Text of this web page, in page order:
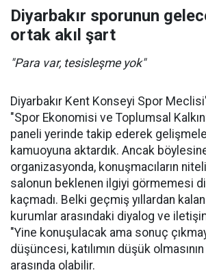
Diyarbakır sporunun
ortak akıl şart
"Para var, tesisleşme yok"
Diyarbakır Kent Konseyi Spor
"Spor Ekonomisi ve Toplumsal
paneli yerinde takip ederek
kamuoyuna aktardık. Ancak
organizasyonda, konuşmacıların
salonun beklenen ilgiyi görmemesi
kaçmadı. Belki geçmiş yıllardan kalan
kurumlar arasındaki diyalog ve
"Yine konuşulacak ama sonuç
düşüncesi, katılımın düşük
arasında olabilir.